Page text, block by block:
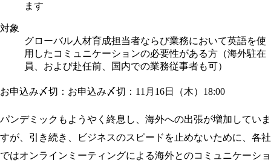
ます
対象
グローバル人材育成担当者ならび業務において英語を使
用したコミュニケーションの必要性がある方（海外駐在
員、および赴任前、国内での業務従事者も可）
お申込み〆切：お申込み〆切：11月16日（木）18:00
パンデミックもようやく終息し、海外への出張が増加していま
すが、引き続き、ビジネスのスピードを止めないために、各社
ではオンラインミーティングによる海外とのコミュニケーショ